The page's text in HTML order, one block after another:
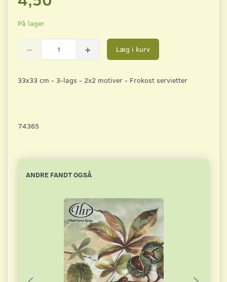
På lager
Læg i kurv
33x33 cm - 3-lags - 2x2 motiver - Frokost servietter
74365
ANDRE FANDT OGSÅ